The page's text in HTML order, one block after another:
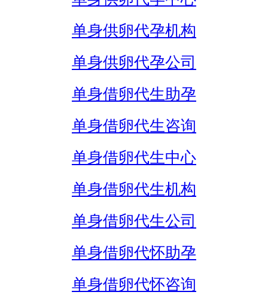
单身供卵代孕机构
单身供卵代孕公司
单身借卵代生助孕
单身借卵代生咨询
单身借卵代生中心
单身借卵代生机构
单身借卵代生公司
单身借卵代怀助孕
单身借卵代怀咨询